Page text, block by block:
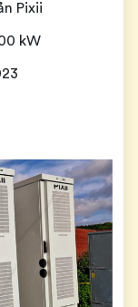
Pixii
kW